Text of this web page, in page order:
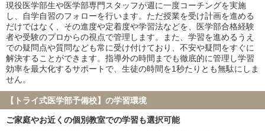
東京女子医科大学
川崎医科大学
※家庭教師のトライ・個別教室のトライ・医学部受験予備校インテ
グラの合格実績を含みます
現役医学部生や医学部専門スタッフが週に一度コーチングを実施
し、自学自習のフォローを行います。ただ授業を受け計画を進める
だけではなく、その進度や定着度や学習法などを、医学部合格経験
者や受験のプロからの視点で管理します。また、学習を進めるうえ
での疑問点や質問なども常に受け付けており、不安や疑問をすぐに
解決することができます。指導外の時間までも徹底的に管理し学習
効率を最大化するサポートで、生徒の時間を1秒たりとも無駄にしま
せん。
【トライ式医学部予備校】の学習環境
ご家庭やお近くの個別教室での学習も選択可能